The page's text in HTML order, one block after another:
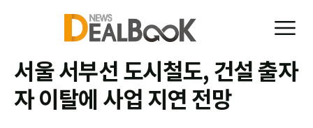
서울 서부선 도시철도, 건설 출자
자 이탈에 사업 지연 전망